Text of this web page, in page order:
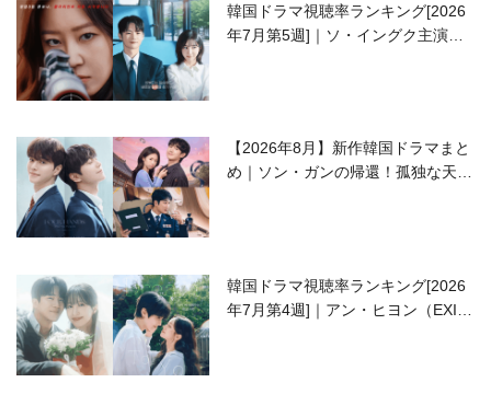
韓国ドラマ視聴率ランキング[2026
年7月第5週]｜ソ・イングク主演の
【2026年8月】新作韓国ドラマまと
め｜ソン・ガンの帰還！孤独な天才
韓国ドラマ視聴率ランキング[2026
年7月第4週]｜アン・ヒヨン（EXID